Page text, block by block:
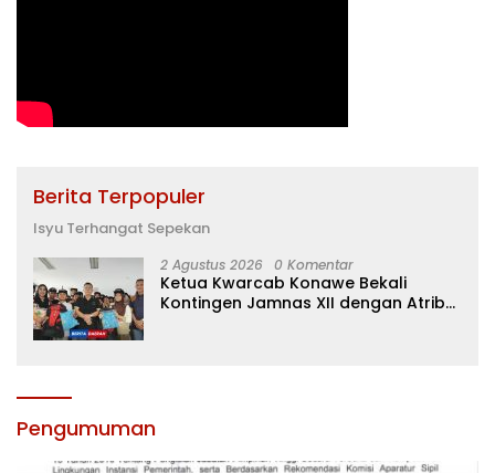
Berita Terpopuler
Isyu Terhangat Sepekan
2 Agustus 2026 0 Komentar
Ketua Kwarcab Konawe Bekali
Kontingen Jamnas XII dengan Atribut
Pengumuman